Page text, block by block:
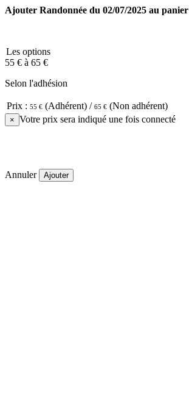
Ajouter Randonnée du 02/07/2025 au panier
Les options
55 € à 65 €
Selon l'adhésion
Prix : 55 € (Adhérent) / 65 € (Non adhérent)
× Votre prix sera indiqué une fois connecté
Annuler